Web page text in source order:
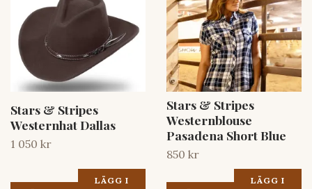
Stars & Stripes
Westernhat Dallas
1 050 kr
LÄGG I
Stars & Stripes
Westernblouse
Pasadena Short Blue
850 kr
LÄGG I